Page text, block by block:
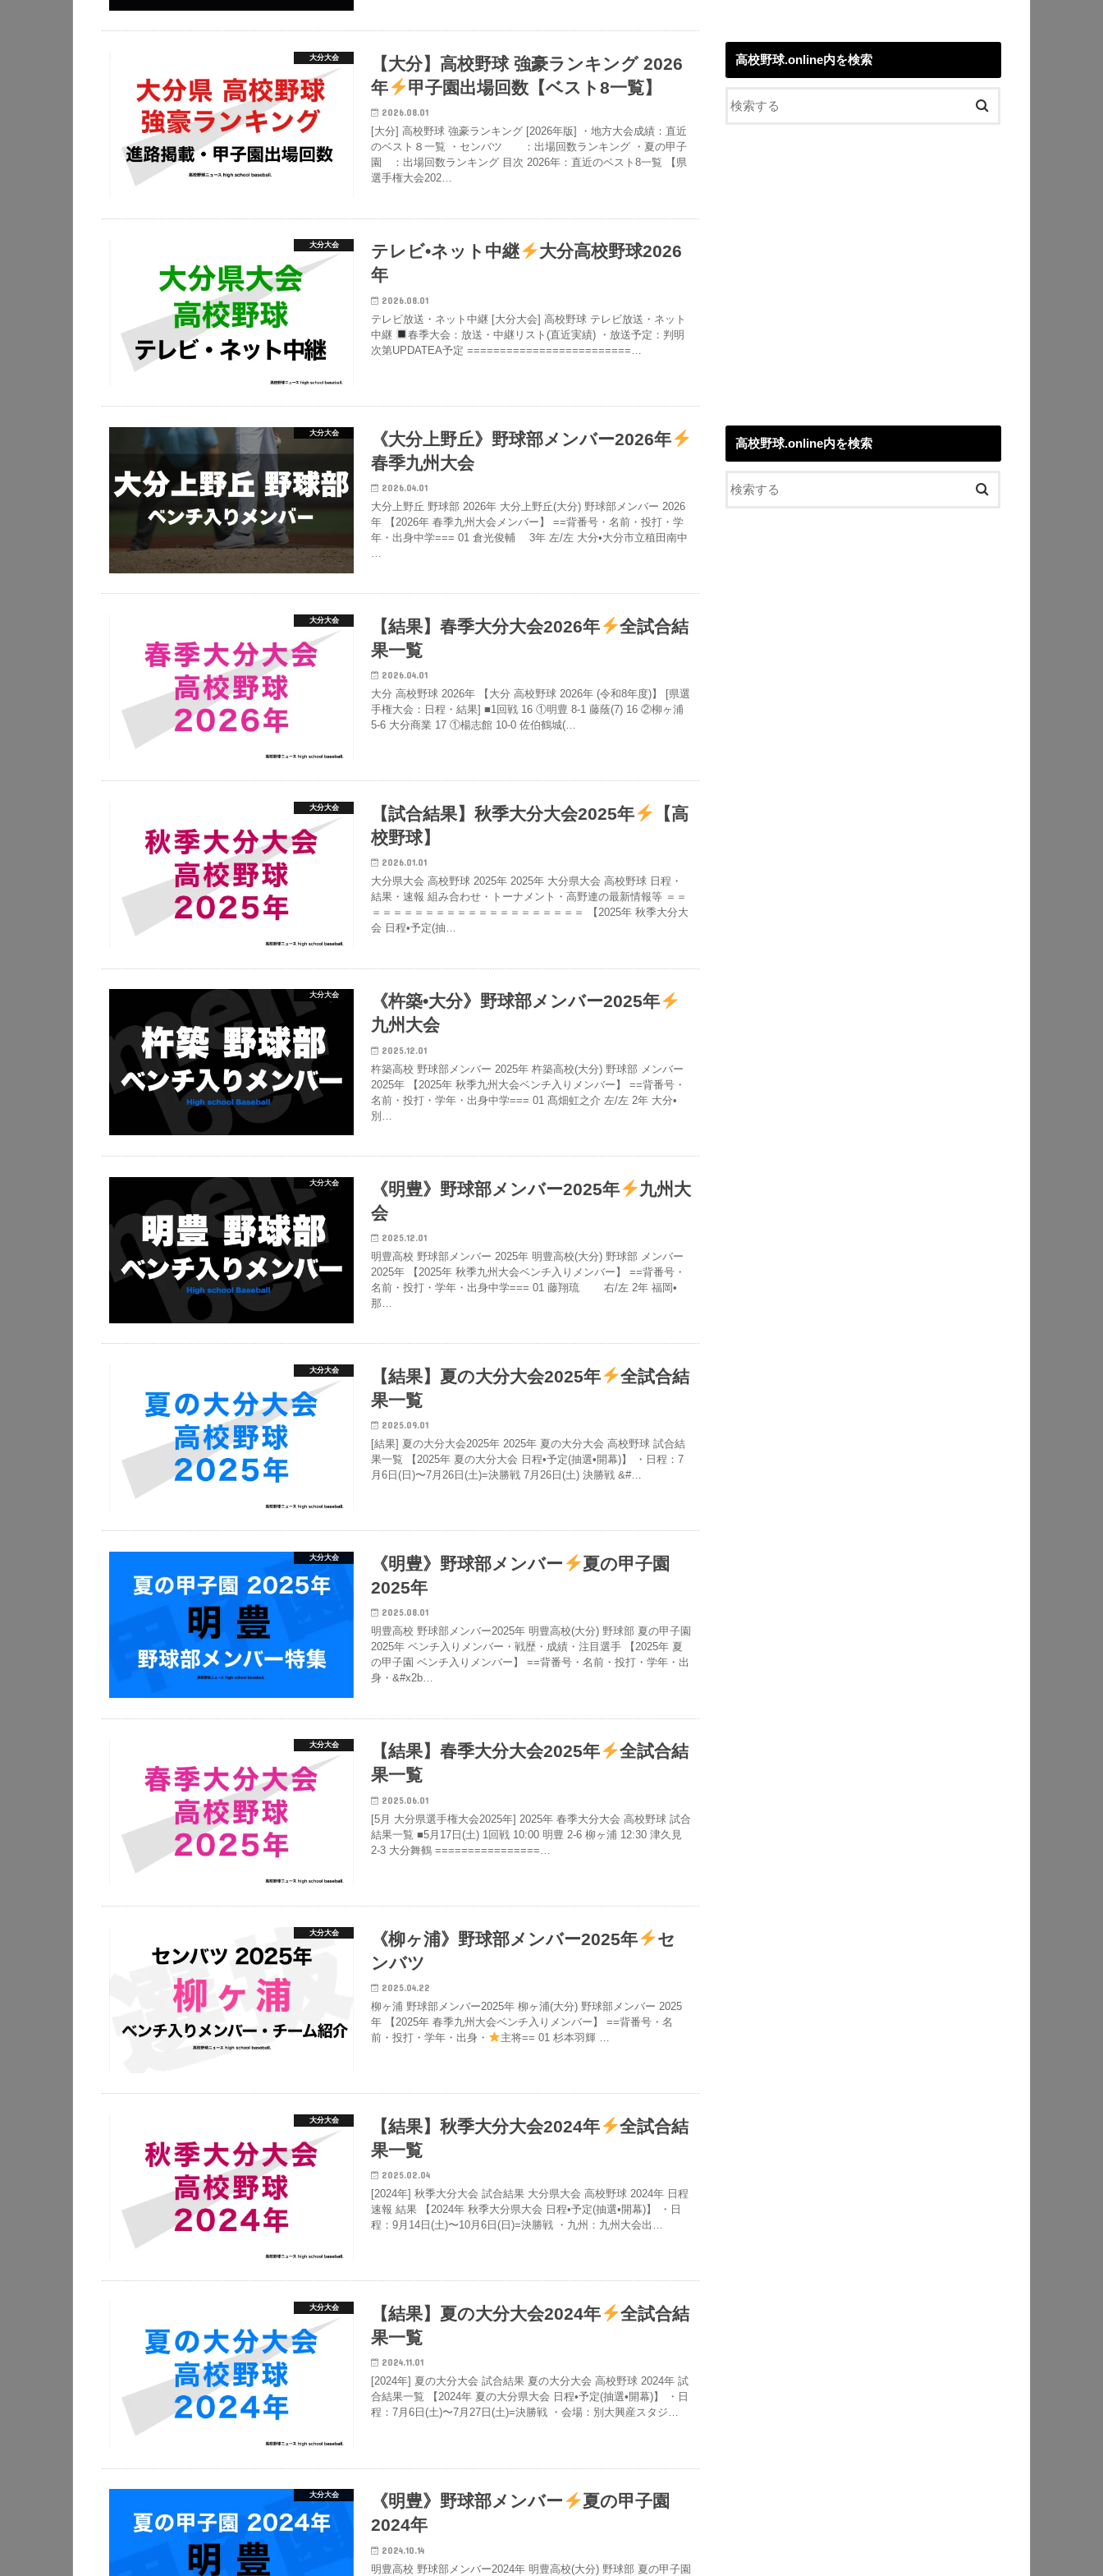
大分大会
【大分】高校野球 強豪ランキング 2026
年
甲子園出場回数【ベスト8一覧】
2026.08.01
[大分] 高校野球 強豪ランキング [2026年版] ・地方大会成績：直近
のベスト８一覧 ・センバツ ：出場回数ランキング ・夏の甲子
園 ：出場回数ランキング 目次 2026年：直近のベスト8一覧 【県
選手権大会202…
大分大会 テレビ•ネット中継
大分高校野球2026
年
2026.08.01
テレビ放送・ネット中継 [大分大会] 高校野球 テレビ放送・ネット
中継
春季大会：放送・中継リスト(直近実績) ・放送予定：判明
次第UPDATEA予定 =========================…
大分大会
《大分上野丘》野球部メンバー2026年
春季九州大会
2026.04.01
大分上野丘 野球部 2026年 大分上野丘(大分) 野球部メンバー 2026
年 【2026年 春季九州大会メンバー】 ==背番号・名前・投打・学
年・出身中学=== 01 倉光俊輔 3年 左/左 大分•大分市立稙田南中
大分大会 【結果】春季大分大会2026年
全試合結
果一覧
2026.04.01
大分 高校野球 2026年 【大分 高校野球 2026年 (令和8年度)】 [県選
手権大会：日程・結果] ■1回戦 16 ①明豊 8-1 藤蔭(7) 16 ②柳ヶ浦
5-6 大分商業 17 ①楊志館 10-0 佐伯鶴城(…
大分大会 【試合結果】秋季大分大会2025年
【高
校野球】
2026.01.01
大分県大会 高校野球 2025年 2025年 大分県大会 高校野球 日程・
結果・速報 組み合わせ・トーナメント・高野連の最新情報等 ＝＝
＝＝＝＝＝＝＝＝＝＝＝＝＝＝＝＝＝＝＝＝ 【2025年 秋季大分大
会 日程•予定(抽…
大分大会
《杵築•大分》野球部メンバー2025年
九州大会
2025.12.01
杵築高校 野球部メンバー 2025年 杵築高校(大分) 野球部 メンバー
2025年 【2025年 秋季九州大会ベンチ入りメンバー】 ==背番号・
名前・投打・学年・出身中学=== 01 髙畑虹之介 左/左 2年 大分•
別…
大分大会 《明豊》野球部メンバー2025年
九州大
会
2025.12.01
明豊高校 野球部メンバー 2025年 明豊高校(大分) 野球部 メンバー
2025年 【2025年 秋季九州大会ベンチ入りメンバー】 ==背番号・
名前・投打・学年・出身中学=== 01 藤翔琉 右/左 2年 福岡•
那…
大分大会 【結果】夏の大分大会2025年
全試合結
果一覧
2025.09.01
[結果] 夏の大分大会2025年 2025年 夏の大分大会 高校野球 試合結
果一覧 【2025年 夏の大分大会 日程•予定(抽選•開幕)】 ・日程：7
月6日(日)〜7月26日(土)=決勝戦 7月26日(土) 決勝戦 &#…
大分大会 《明豊》野球部メンバー
夏の甲子園
2025年
2025.08.01
明豊高校 野球部メンバー2025年 明豊高校(大分) 野球部 夏の甲子園
2025年 ベンチ入りメンバー・戦歴・成績・注目選手 【2025年 夏
の甲子園 ベンチ入りメンバー】 ==背番号・名前・投打・学年・出
身・&#x2b…
大分大会 【結果】春季大分大会2025年
全試合結
果一覧
2025.06.01
[5月 大分県選手権大会2025年] 2025年 春季大分大会 高校野球 試合
結果一覧 ■5月17日(土) 1回戦 10:00 明豊 2-6 柳ヶ浦 12:30 津久見
2-3 大分舞鶴 ================…
大分大会 《柳ヶ浦》野球部メンバー2025年
セ
ンバツ
2025.04.22
柳ヶ浦 野球部メンバー2025年 柳ヶ浦(大分) 野球部メンバー 2025
年 【2025年 春季九州大会ベンチ入りメンバー】 ==背番号・名
前・投打・学年・出身・
主将== 01 杉本羽輝 …
大分大会 【結果】秋季大分大会2024年
全試合結
果一覧
2025.02.04
[2024年] 秋季大分大会 試合結果 大分県大会 高校野球 2024年 日程
速報 結果 【2024年 秋季大分県大会 日程•予定(抽選•開幕)】 ・日
程：9月14日(土)〜10月6日(日)=決勝戦 ・九州：九州大会出…
大分大会 【結果】夏の大分大会2024年
全試合結
果一覧
2024.11.01
[2024年] 夏の大分大会 試合結果 夏の大分大会 高校野球 2024年 試
合結果一覧 【2024年 夏の大分県大会 日程•予定(抽選•開幕)】 ・日
程：7月6日(土)〜7月27日(土)=決勝戦 ・会場：別大興産スタジ…
大分大会 《明豊》野球部メンバー
夏の甲子園
2024年
2024.10.14
明豊高校 野球部メンバー2024年 明豊高校(大分) 野球部 夏の甲子園
高校野球.online内を検索
高校野球.online内を検索